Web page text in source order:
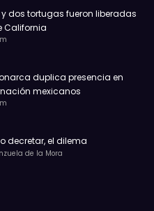
dos tortugas fueron liberadas
California
duplica presencia en
mexicanos
decretar, el dilema
de la Mora